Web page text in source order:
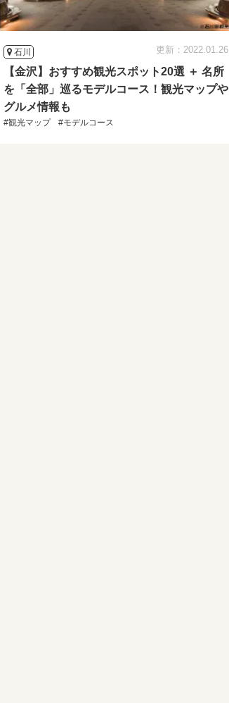
石川 更新：2022.01.26
【金沢】おすすめ観光スポット20選 ＋ 名所
を「全部」巡るモデルコース！観光マップや
グルメ情報も
#観光マップ #モデルコース